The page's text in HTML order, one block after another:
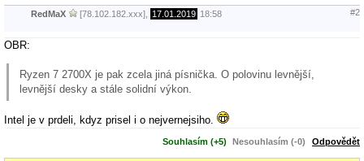
RedMaX [78.102.182.xxx], 17.01.2019 18:58 #2
OBR:
Ryzen 7 2700X je pak zcela jiná písnička. O polovinu levnější,
levnější desky a stále solidní výkon.
Intel je v prdeli, kdyz prisel i o nejvernejsiho.
Souhlasím (+5) Nesouhlasím (-0) Odpovědět